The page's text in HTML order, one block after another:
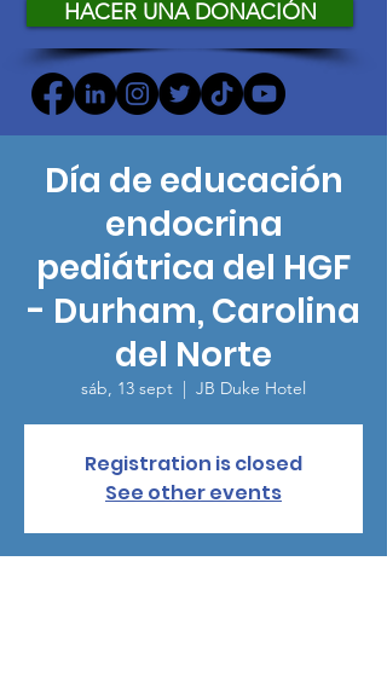
HACER UNA DONACIÓN
Día de educación
endocrina
pediátrica del HGF
- Durham, Carolina
del Norte
sáb, 13 sept
  |
JB Duke Hotel
Registration is closed
See other events